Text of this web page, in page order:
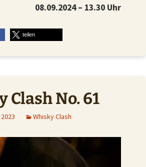
08.09.2024 – 13.30 Uhr
teilen
Clash No. 61
Whisky Clash